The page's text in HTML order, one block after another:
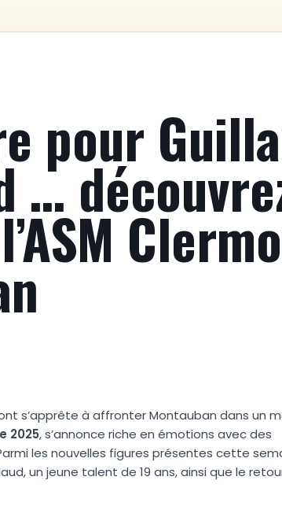
pour
…
s’apprête à affronter Montauban dans un
e 2025, s’annonce riche en émotions avec des
les nouvelles figures présentes cette
un jeune talent de 19 ans, ainsi que le